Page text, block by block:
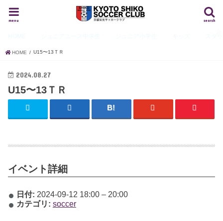
search
menu
HOME U15〜13ＴＲ
2024.08.27
U15〜13ＴＲ
イベント詳細
日付: 2024-09-12 18:00– 20:00
カテゴリ: soccer